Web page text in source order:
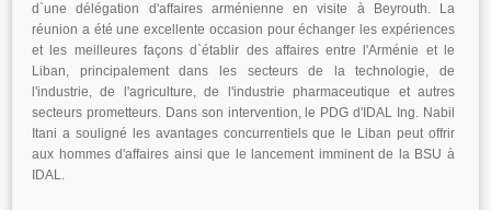
d`une délégation d'affaires arménienne en visite à Beyrouth. La
réunion a été une excellente occasion pour échanger les expériences
et les meilleures façons d`établir des affaires entre l'Arménie et le
Liban, principalement dans les secteurs de la technologie, de
l'industrie, de l'agriculture, de l'industrie pharmaceutique et autres
secteurs prometteurs. Dans son intervention, le PDG d'IDAL Ing. Nabil
Itani a souligné les avantages concurrentiels que le Liban peut offrir
aux hommes d'affaires ainsi que le lancement imminent de la BSU à
IDAL.